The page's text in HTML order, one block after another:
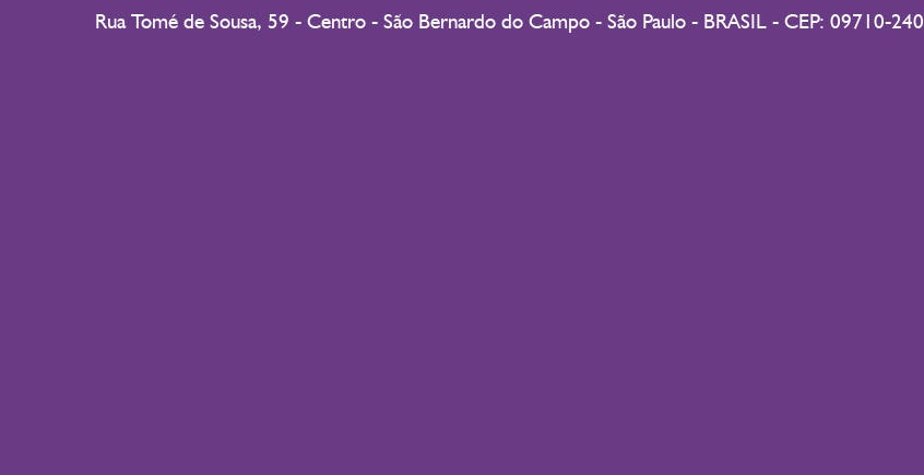
Rua Tomé de Sousa, 59 - Centro - São Bernardo do Campo - São Paulo - BRASIL - CEP: 09710-240